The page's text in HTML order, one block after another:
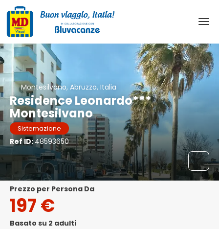
Montesilvano, Abruzzo, Italia
Residence Leonardo***
Montesilvano
Sistemazione
Ref ID: 48593650
Prezzo per Persona Da
197 €
Basato su 2 adulti